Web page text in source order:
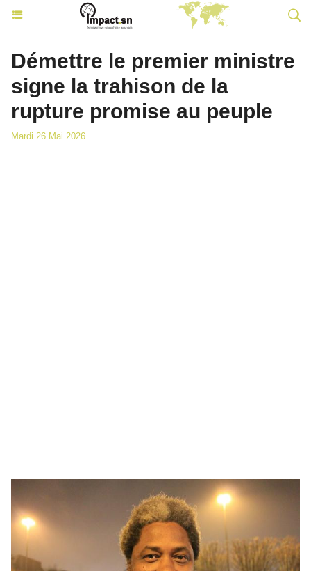
Démettre le premier ministre
signe la trahison de la
rupture promise au peuple
Mardi 26 Mai 2026